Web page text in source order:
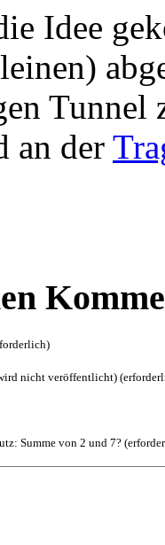
Idee
an der
nicht veröffentlicht)
Summe von 2 und 7?